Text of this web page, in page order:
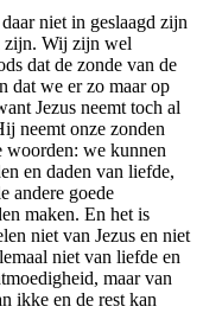
niet in geslaagd zijn
zijn. Wij zijn wel
dat de zonde van de
dat we er zo maar op
Jezus neemt toch al
neemt onze zonden
woorden: we kunnen
en daden van liefde,
andere goede
maken. En het is
niet van Jezus en niet
niet van liefde en
maar van
ikke en de rest kan